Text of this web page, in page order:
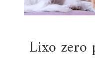
Lixo zero